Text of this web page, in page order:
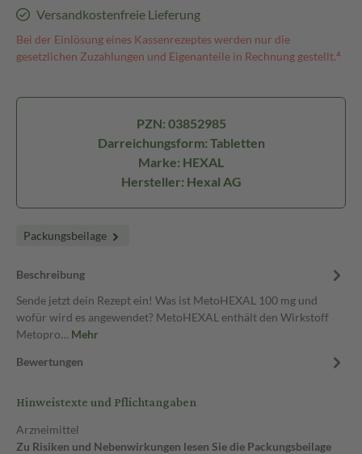
Versandkostenfreie Lieferung
Bei der Einlösung eines Kassenrezeptes werden nur die
gesetzlichen Zuzahlungen und Eigenanteile in Rechnung gestellt.⁴
PZN: 03852985
Darreichungsform: Tabletten
Marke: HEXAL
Hersteller: Hexal AG
Packungsbeilage
Beschreibung
Sende jetzt dein Rezept ein! Was ist MetoHEXAL 100 mg und
wofür wird es angewendet? MetoHEXAL enthält den Wirkstoff
Metopro… Mehr
Bewertungen
Hinweistexte und Pflichtangaben
Arzneimittel
Zu Risiken und Nebenwirkungen lesen Sie die Packungsbeilage